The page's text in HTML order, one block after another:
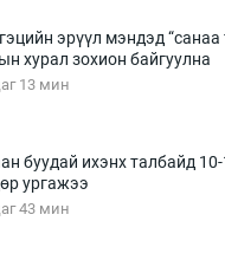
эрүүл мэндэд “санаа
хурал зохион байгуулна
13 мин
буудай ихэнх талбайд
ургажээ
43 мин